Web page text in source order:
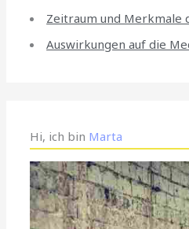
Zeitraum und Merkmale
Auswirkungen auf die
Hi, ich bin Marta